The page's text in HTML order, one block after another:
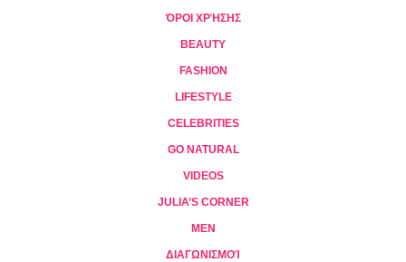
ΌΡΟΙ ΧΡΉΣΗΣ
BEAUTY
FASHION
LIFESTYLE
CELEBRITIES
GO NATURAL
VIDEOS
JULIA’S CORNER
MEN
ΔΙΑΓΩΝΙΣΜΟΊ